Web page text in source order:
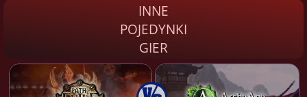
INNE
POJEDYNKI
GIER